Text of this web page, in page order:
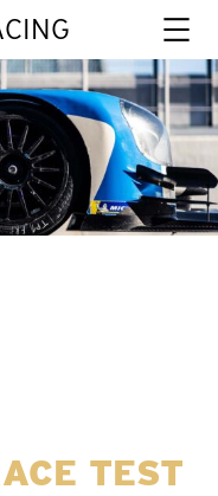
TEST